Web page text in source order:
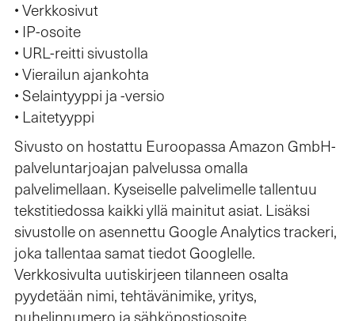
• Verkkosivut
• IP-osoite
• URL-reitti sivustolla
• Vierailun ajankohta
• Selaintyyppi ja -versio
• Laitetyyppi
Sivusto on hostattu Euroopassa Amazon GmbH-
palveluntarjoajan palvelussa omalla
palvelimellaan. Kyseiselle palvelimelle tallentuu
tekstitiedossa kaikki yllä mainitut asiat. Lisäksi
sivustolle on asennettu Google Analytics trackeri,
joka tallentaa samat tiedot Googlelle.
Verkkosivulta uutiskirjeen tilanneen osalta
pyydetään nimi, tehtävänimike, yritys,
puhelinnumero ja sähköpostiosoite.